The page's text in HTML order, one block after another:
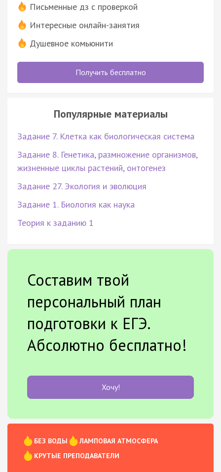
Письменные дз с проверкой
Интересные онлайн-занятия
Душевное комьюнити
Получить бесплатно
Популярные материалы
Задание 7. Клетка как биологическая система
Задание 8. Генетика, размножение организмов,
жизненные циклы растений, онтогенез
Задание 27. Экология и эволюция
Задание 1. Биология как наука
Теория к заданию 1
Составим твой
персональный план
подготовки к ЕГЭ.
Абсолютно бесплатно!
Хочу!
БЕЗ ВОДЫ
ЛАМПОВАЯ АТМОСФЕРА
КРУТЫЕ ПРЕПОДАВАТЕЛИ